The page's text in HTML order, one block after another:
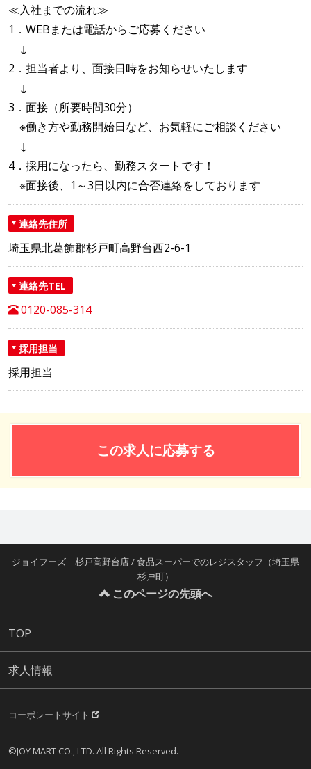
≪入社までの流れ≫
1．WEBまたは電話からご応募ください
↓
2．担当者より、面接日時をお知らせいたします
↓
3．面接（所要時間30分）
※働き方や勤務開始日など、お気軽にご相談ください
↓
4．採用になったら、勤務スタートです！
※面接後、1～3日以内に合否連絡をしております
連絡先住所
埼玉県北葛飾郡杉戸町高野台西2-6-1
連絡先TEL
0120-085-314
採用担当
採用担当
この求人に応募する
ジョイフーズ 杉戸高野台店 / 食品スーパーでのレジスタッフ（埼玉県
杉戸町）
このページの先頭へ
TOP
求人情報
コーポレートサイト
©JOY MART CO., LTD. All Rights Reserved.